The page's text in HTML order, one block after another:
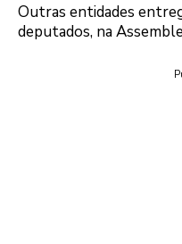
Outras entidades
deputados, na